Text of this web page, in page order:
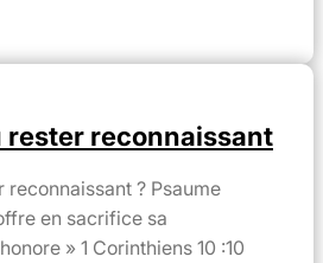
rester reconnaissant
reconnaissant ? Psaume
en sacrifice sa
» 1 Corinthiens 10 :10